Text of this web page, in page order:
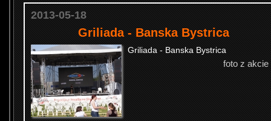
2013-05-18
Griliada - Banska Bystrica
Griliada - Banska Bystrica
foto z akcie